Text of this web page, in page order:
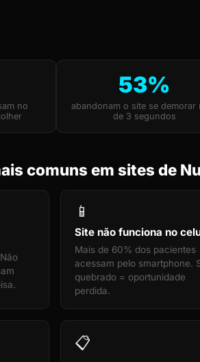
no
53%
abandonam o site se demorar
de 3 segundos
comuns em sites de
📱
Site não funciona no
Mais de 60% dos pacientes
acessam pelo smartphone.
quebrado = oportunidade
perdida.
📋